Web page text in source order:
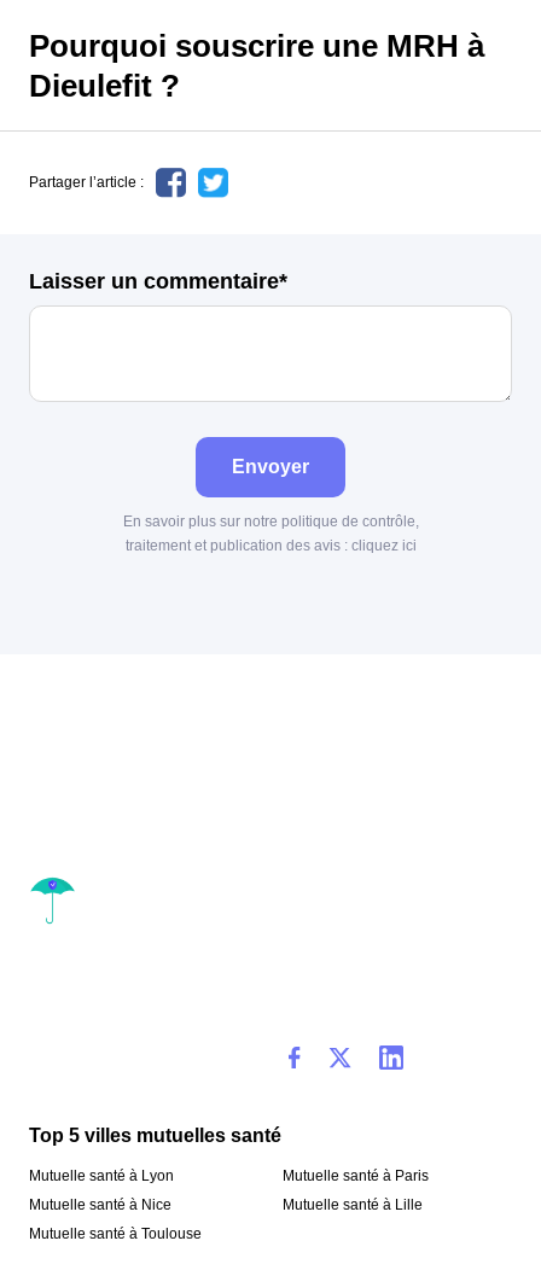
Pourquoi souscrire une MRH à
Dieulefit ?
Partager l’article :
Laisser un commentaire*
Envoyer
En savoir plus sur notre politique de contrôle,
traitement et publication des avis : cliquez ici
Top 5 villes mutuelles santé
Mutuelle santé à Lyon
Mutuelle santé à Nice
Mutuelle santé à Toulouse
Mutuelle santé à Paris
Mutuelle santé à Lille